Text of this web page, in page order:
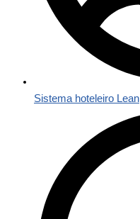
Sistema hoteleiro Lean